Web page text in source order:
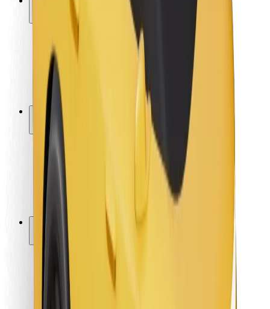
Sigurnost korisnika
Sigurnost vozača
Sigurnost na romobilu
Sigurnosni laboratorij
Gradovi
Lokacije
Gradska rješenja
Zračne luke
Bolt stanice za punjenje
Podrška
Za korisnike
Za vozače
Za dostavljače